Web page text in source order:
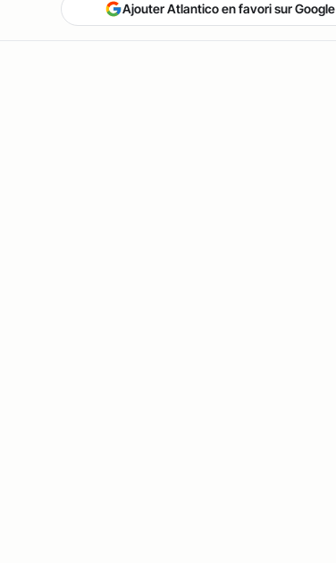
Ajouter Atlantico en favori sur Google